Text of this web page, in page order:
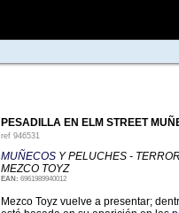
PESADILLA EN ELM STREET
ref 946531
MUÑECOS Y PELUCHES -
MEZCO TOYZ
EAN: 6961989940012
Mezco Toyz vuelve a presentar;